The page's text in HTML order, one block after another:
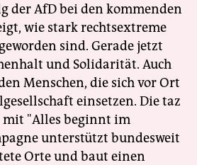
der AfD bei den kommenden
wie stark rechtsextreme
sind. Gerade jetzt
und Solidarität. Auch
Menschen, die sich vor Ort
einsetzen. Die taz
mit "Alles beginnt im
unterstützt bundesweit
Orte und baut einen